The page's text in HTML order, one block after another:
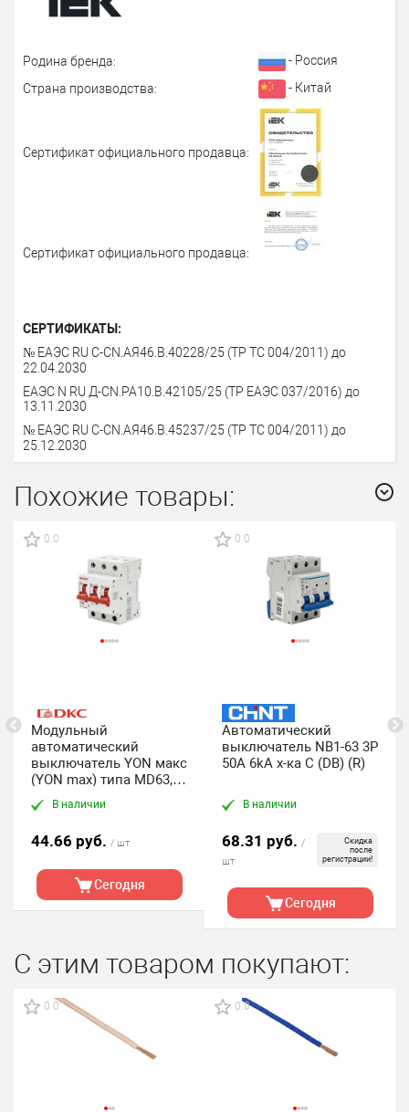
Родина бренда:
- Россия
Страна производства:
- Китай
Сертификат официального продавца:
Сертификат официального продавца:
СЕРТИФИКАТЫ:
№ ЕАЭС RU C-CN.АЯ46.В.40228/25 (ТР ТС 004/2011) до
22.04.2030
ЕАЭС N RU Д-CN.PA10.В.42105/25 (ТР ЕАЭС 037/2016) до
13.11.2030
№ ЕАЭС RU C-CN.АЯ46.В.45237/25 (ТР ТС 004/2011) до
25.12.2030
Похожие товары:
0.0
Модульный
автоматический
выключатель YON макс
(YON max) типа MD63, 3
полюса, хар-ка C, 50А,
6кА, DKC
В наличии
44.66 руб. / шт
Сегодня
0.0
Автоматический
выключатель NB1-63 3P
50A 6kA х-ка C (DB) (R)
В наличии
68.31 руб. /
шт
Скидка
после
регистрации!
Сегодня
С этим товаром покупают:
0.0 0.0